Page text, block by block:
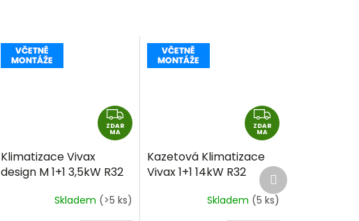
Z
D
M
A
ZDAR
MA
Klimatizace Vivax
design M 1+1 3,5kW R32
Skladem (>5 ks)
Z
D
R
M
A
ZDAR
MA
Kazetová Klimatizace
Vivax 1+1 14kW R32
Skladem (5 ks)
Další
produkt